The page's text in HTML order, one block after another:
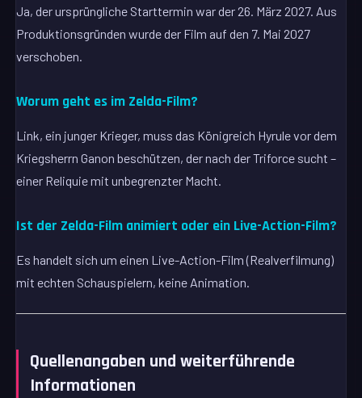
Ja, der ursprüngliche Starttermin war der 26. März 2027. Aus
Produktionsgründen wurde der Film auf den 7. Mai 2027
verschoben.
Worum geht es im Zelda-Film?
Link, ein junger Krieger, muss das Königreich Hyrule vor dem
Kriegsherrn Ganon beschützen, der nach der Triforce sucht –
einer Reliquie mit unbegrenzter Macht.
Ist der Zelda-Film animiert oder ein Live-Action-Film?
Es handelt sich um einen Live-Action-Film (Realverfilmung)
mit echten Schauspielern, keine Animation.
Quellenangaben und weiterführende
Informationen